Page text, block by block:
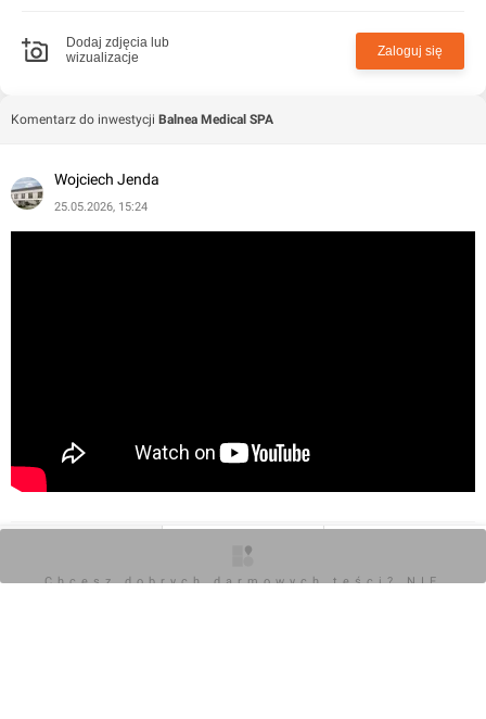
wykonawstwie wymagających inwestycji, zapewniła
wysoką jakość wykonania.
Oferta i infrastruktura
Ośrodek oferuje ponad 50 zabiegów balneologicznych,
hydroterapię, fizykoterapię i inhalacje solankowe dla
Dodaj zdjęcia lub
wizualizacje
Zaloguj się
Komentarz do inwestycji Balnea Medical SPA
Wojciech Jenda
25.05.2026, 15:24
0
Chcesz dobrych darmowych teści? NIE